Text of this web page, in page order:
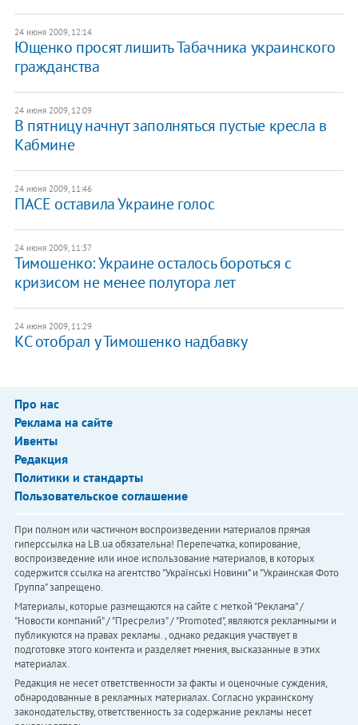
24 июня 2009, 12:14
Ющенко просят лишить Табачника украинского
гражданства
24 июня 2009, 12:09
В пятницу начнут заполняться пустые кресла в
Кабмине
24 июня 2009, 11:46
ПАСЕ оставила Украине голос
24 июня 2009, 11:37
Тимошенко: Украине осталось бороться с
кризисом не менее полутора лет
24 июня 2009, 11:29
КС отобрал у Тимошенко надбавку
Про нас
Реклама на сайте
Ивенты
Редакция
Политики и стандарты
Пользовательское соглашение
При полном или частичном воспроизведении материалов прямая
гиперссылка на LB.ua обязательна! Перепечатка, копирование,
воспроизведение или иное использование материалов, в которых
содержится ссылка на агентство "Українськi Новини" и "Украинская Фото
Группа" запрещено.
Материалы, которые размещаются на сайте с меткой "Реклама" /
"Новости компаний" / "Пресрелиз" / "Promoted", являются рекламными и
публикуются на правах рекламы. , однако редакция участвует в
подготовке этого контента и разделяет мнения, высказанные в этих
материалах.
Редакция не несет ответственности за факты и оценочные суждения,
обнародованные в рекламных материалах. Согласно украинскому
законодательству, ответственность за содержание рекламы несет